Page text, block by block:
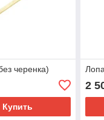
черенка)
Купить
2